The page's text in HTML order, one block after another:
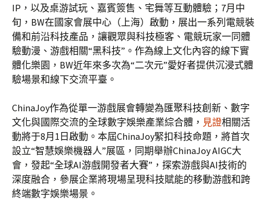
IP，以及桌游試玩、嘉賓簽售、宅舞等互動體驗；7月中
旬，BW在國家會展中心（上海）啟動，展出一系列電競裝
備和前沿科技產品，讓觀眾與科技極客、電競玩家一同體
驗動漫、游戲相關“黑科技”。作為線上文化內容的線下實
體化樂園，BW近年來多次為“二次元”愛好者提供沉浸式體
驗場景和線下交流平臺。
ChinaJoy作為從單一游戲展會轉變為匯聚科技創新、數字
文化與國際交流的全球數字娛樂產業綜合體， 見證相關活
動將于8月1日啟動。本屆ChinaJoy緊扣科技命題，將首次
設立“智慧娛樂機器人”展區，同期舉辦ChinaJoy AIGC大
會，發起“全球AI游戲開發者大賽”，探索游戲與AI技術的
深度融合，參展企業將現場呈現科技賦能的移動游戲和跨
終端數字娛樂場景。